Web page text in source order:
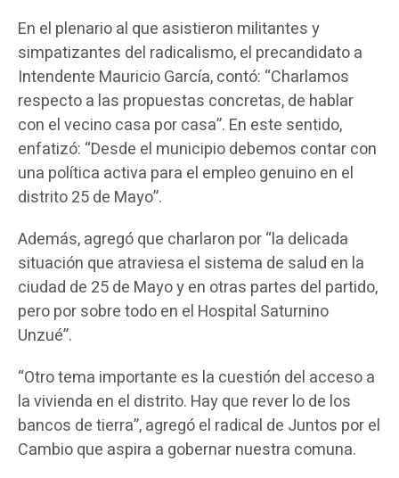
En el plenario al que asistieron militantes y
simpatizantes del radicalismo, el precandidato a
Intendente Mauricio García, contó: “Charlamos
respecto a las propuestas concretas, de hablar
con el vecino casa por casa”. En este sentido,
enfatizó: “Desde el municipio debemos contar con
una política activa para el empleo genuino en el
distrito 25 de Mayo”.
Además, agregó que charlaron por “la delicada
situación que atraviesa el sistema de salud en la
ciudad de 25 de Mayo y en otras partes del partido,
pero por sobre todo en el Hospital Saturnino
Unzué”.
“Otro tema importante es la cuestión del acceso a
la vivienda en el distrito. Hay que rever lo de los
bancos de tierra”, agregó el radical de Juntos por el
Cambio que aspira a gobernar nuestra comuna.